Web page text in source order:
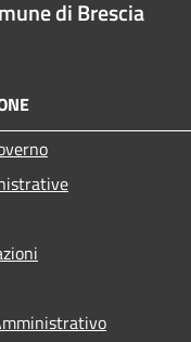
di Brescia